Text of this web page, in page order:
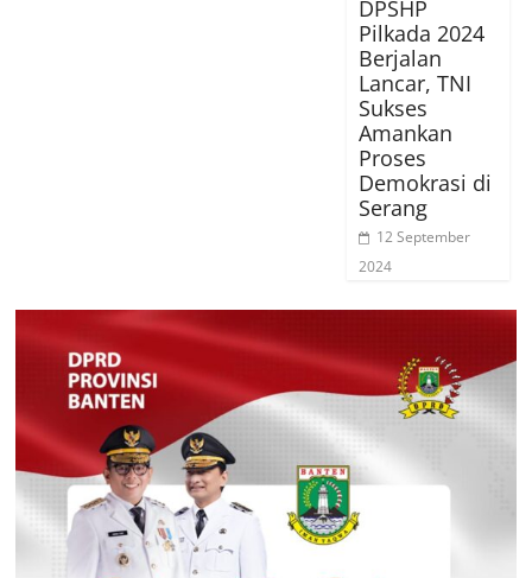
DPSHP
Pilkada 2024
Berjalan
Lancar, TNI
Sukses
Amankan
Proses
Demokrasi di
Serang
12 September
2024